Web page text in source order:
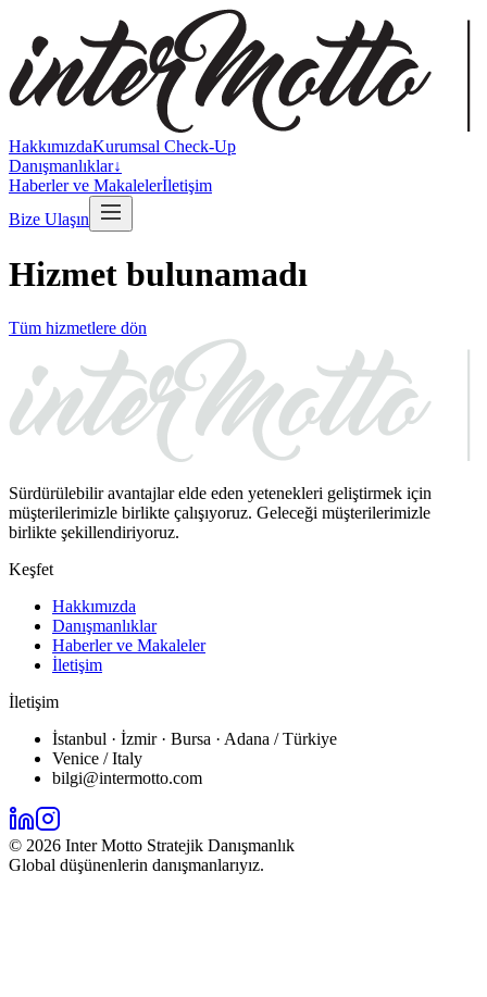
HakkımızdaKurumsal Check-Up
Danışmanlıklar↓
Haberler ve Makalelerİletişim
Bize Ulaşın
Hizmet bulunamadı
Tüm hizmetlere dön
Sürdürülebilir avantajlar elde eden yetenekleri geliştirmek için
müşterilerimizle birlikte çalışıyoruz. Geleceği müşterilerimizle
birlikte şekillendiriyoruz.
Keşfet
Hakkımızda
Danışmanlıklar
Haberler ve Makaleler
İletişim
İletişim
İstanbul · İzmir · Bursa · Adana / Türkiye
Venice / Italy
bilgi@intermotto.com
© 2026 Inter Motto Stratejik Danışmanlık
Global düşünenlerin danışmanlarıyız.